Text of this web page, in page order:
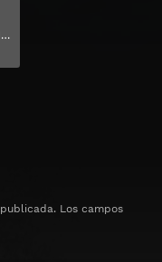
Safe temporada 1 capitulo 8
Los campos